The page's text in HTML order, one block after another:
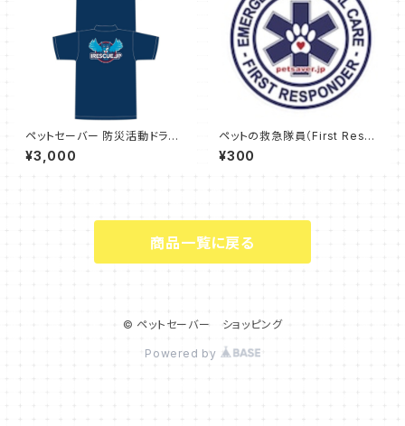
ペットセーバー 防災活動ドライ
ポロシャツ(iRescue.jp) サイ
ズ L
¥3,000
ペットの救急隊員（First Resp
onder01）缶バッジ 小
¥300
商品一覧に戻る
© ペットセーバー ショッピング
Powered by